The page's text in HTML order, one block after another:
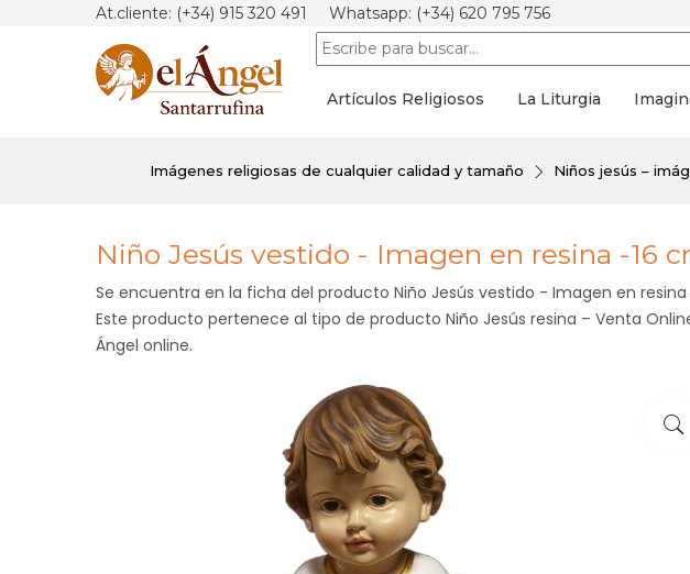
At.cliente: (+34) 915 320 491 Whatsapp: (+34) 620 795 756
Artículos Religiosos La Liturgia
Imágenes religiosas de cualquier calidad y tamaño Niños jesús –
Niño Jesús vestido - Imagen en resina -16
Se encuentra en la ficha del producto Niño Jesús vestido - Imagen en
Este producto pertenece al tipo de producto Niño Jesús resina – Venta
Ángel online.